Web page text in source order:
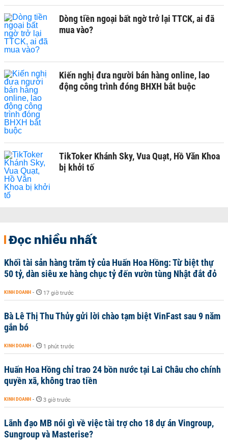
Dòng tiền ngoại bất ngờ trở lại TTCK, ai đã
mua vào?
Kiến nghị đưa người bán hàng online, lao
động công trình đóng BHXH bắt buộc
TikToker Khánh Sky, Vua Quạt, Hồ Văn Khoa
bị khởi tố
Đọc nhiều nhất
Khối tài sản hàng trăm tỷ của Huấn Hoa Hồng: Từ biệt thự
50 tỷ, dàn siêu xe hàng chục tỷ đến vườn tùng Nhật đắt đỏ
KINH DOANH - 17 giờ trước
Bà Lê Thị Thu Thủy gửi lời chào tạm biệt VinFast sau 9 năm
gắn bó
KINH DOANH - 1 phút trước
Huấn Hoa Hồng chỉ trao 24 bồn nước tại Lai Châu cho chính
quyền xã, không trao tiền
KINH DOANH - 3 giờ trước
Lãnh đạo MB nói gì về việc tài trợ cho 18 dự án Vingroup,
Sungroup và Masterise?